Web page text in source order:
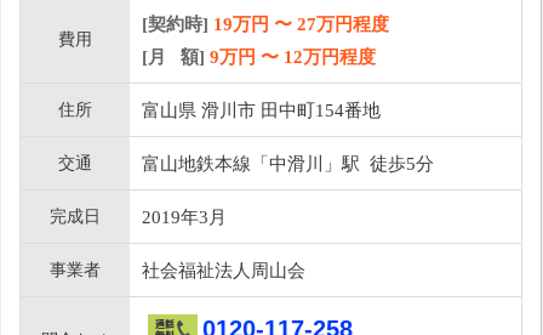
費用
[契約時] 19万円 〜 27万円程度
[月 額] 9万円 〜 12万円程度
住所 富山県 滑川市 田中町154番地
交通 富山地鉄本線「中滑川」駅 徒歩5分
完成日 2019年3月
事業者 社会福祉法人周山会
0120-117-258